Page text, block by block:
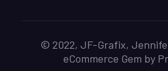
© 2022, JF-Grafix,
eCommerce Gem by